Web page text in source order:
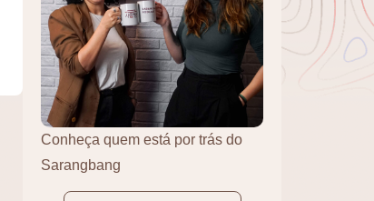
Conheça quem está por trás do
Sarangbang